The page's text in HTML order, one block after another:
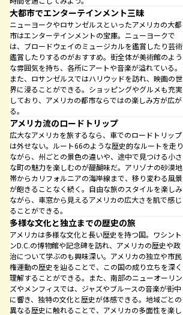
大都市でエンターテインメント三昧
ニューヨークやロサンゼルスといったアメリカの大都
市はエンターテインメントの宝庫。ニューヨークで
は、ブロードウェイのミュージカルを鑑賞したり芸術
鑑賞したりするのがおすすめ。街全体が美術館のよう
な雰囲気を持ち、各所にアートや音楽が溢れている。
また、ロサンゼルスではハリウッドを訪れ、映画の世
界に浸ることができる。ショッピングやグルメも充実
しており、アメリカの都市ならではの楽しみ方が広が
る。
アメリカ流のロードトリップ
広大なアメリカを旅するなら、車でのロードトリップ
は外せない。ルート66のような歴史的なルートを走り
ながら、州ごとの景色の違いや、途中で見つける小さ
な町の魅力を楽しむのが醍醐味だ。アリゾナの砂漠地
帯からカリフォルニアの海岸線まで、移り変わる風景
が飽きることなく続く。自由な旅のスタイルを楽しみ
ながら、車窓から見えるアメリカの広大さを肌で感じ
ることができる。
多様な文化と独立までの歴史の旅
アメリカは多様な文化と長い歴史を持つ国。ワシント
ンD.C.の博物館や記念碑を訪れ、アメリカの歴史や政
治について学ぶのも興味深い。アメリカの独立や市民
権運動の歴史を辿ることで、この国の成り立ちを深く
理解することができる。また、南部のニューオーリン
ズやメンフィスでは、ジャズやブルースの音楽が街中
に響き、独特の文化と歴史が体感できる。地域ごとの
異なる歴史に触れることで、アメリカの多面性を楽し